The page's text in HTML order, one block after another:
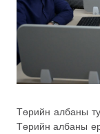
Төрийн албаны
Төрийн албаны